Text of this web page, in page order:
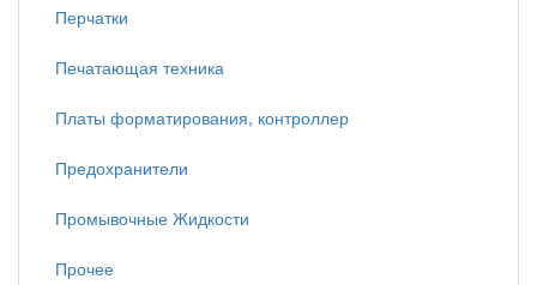
Перчатки
Печатающая техника
Платы форматирования, контроллер
Предохранители
Промывочные Жидкости
Прочее